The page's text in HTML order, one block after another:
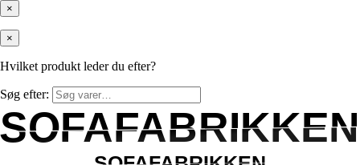
×
×
Hvilket produkt leder du efter?
Søg efter:
SOFAFABRIKKEN